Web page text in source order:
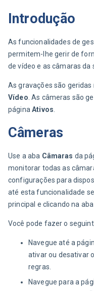
Introdução
As funcionalidades de
permitem-lhe gerir de
de vídeo e as câmaras da
As gravações são geridas
Vídeo . As câmeras são
página Ativos
Câmeras
Use a aba Câmaras da
monitorar todas as
configurações para
até esta funcionalidade
principal e clicando na aba
Você pode fazer o
Navegue até a
ativar ou desativar
regras.
Navegue para a